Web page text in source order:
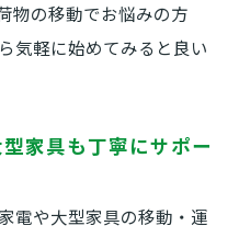
物の移動でお悩みの方
気軽に始めてみると良い
家具も丁寧にサポー
電や大型家具の移動・運